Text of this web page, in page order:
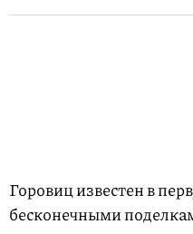
Горовиц известен в
бесконечными